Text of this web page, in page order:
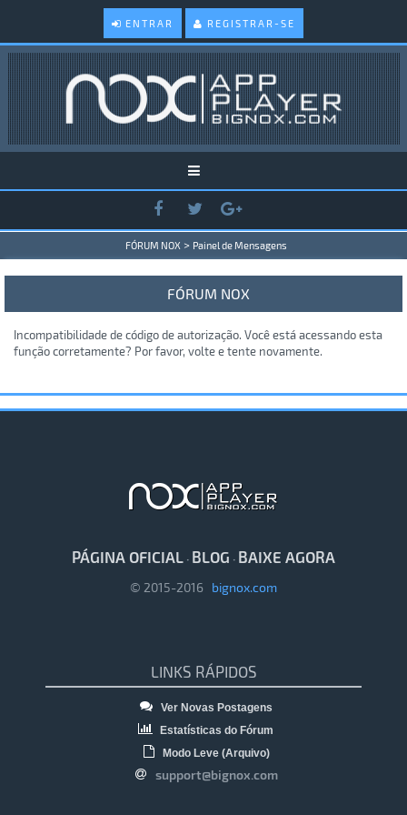
ENTRAR REGISTRAR-SE
FÓRUM NOX > Painel de Mensagens
FÓRUM NOX
Incompatibilidade de código de autorização. Você está acessando esta
função corretamente? Por favor, volte e tente novamente.
PÁGINA OFICIAL · BLOG · BAIXE AGORA
© 2015-2016 bignox.com
LINKS RÁPIDOS
Ver Novas Postagens
Estatísticas do Fórum
Modo Leve (Arquivo)
support@bignox.com